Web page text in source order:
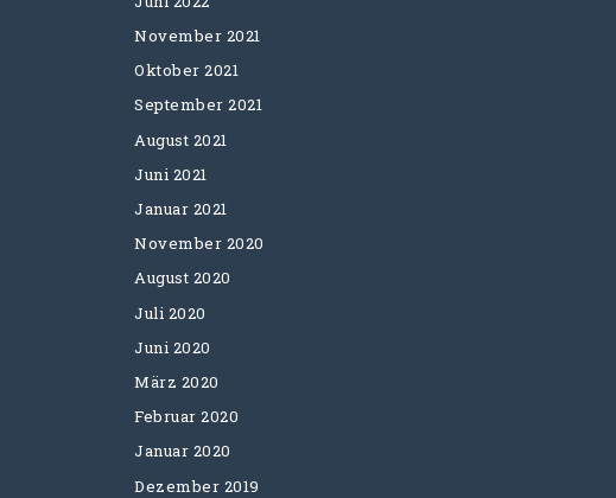
November 2021
Oktober 2021
September 2021
August 2021
Juni 2021
Januar 2021
November 2020
August 2020
Juli 2020
Juni 2020
März 2020
Februar 2020
Januar 2020
Dezember 2019